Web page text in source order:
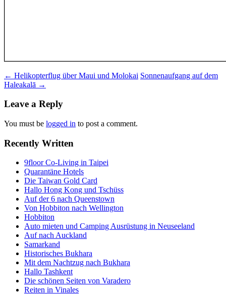
Post
navigation
← Helikopterflug über Maui und Molokai Sonnenaufgang auf dem
Haleakalā →
Leave a Reply
You must be logged in to post a comment.
Recently Written
9floor Co-Living in Taipei
Quarantäne Hotels
Die Taiwan Gold Card
Hallo Hong Kong und Tschüss
Auf der 6 nach Queenstown
Von Hobbiton nach Wellington
Hobbiton
Auto mieten und Camping Ausrüstung in Neuseeland
Auf nach Auckland
Samarkand
Historisches Bukhara
Mit dem Nachtzug nach Bukhara
Hallo Tashkent
Die schönen Seiten von Varadero
Reiten in Vinales